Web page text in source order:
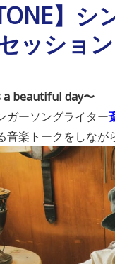
】
ッション
a beautiful day〜
ガーソングライター
音楽トークをしなが